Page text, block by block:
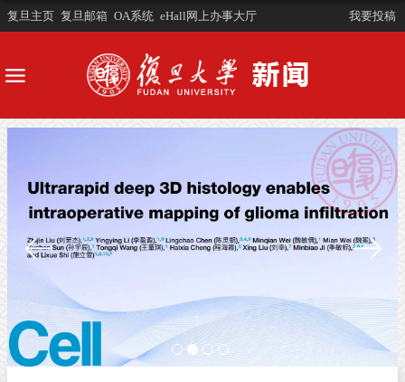
复旦主页 复旦邮箱 OA系统 eHall网上办事大厅 我要投稿